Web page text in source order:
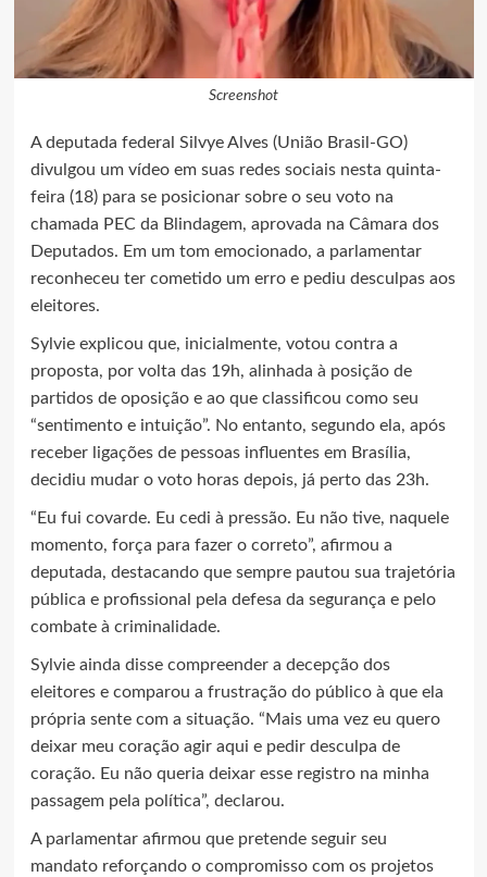
Screenshot
A deputada federal Silvye Alves (União Brasil-GO)
divulgou um vídeo em suas redes sociais nesta quinta-
feira (18) para se posicionar sobre o seu voto na
chamada PEC da Blindagem, aprovada na Câmara dos
Deputados. Em um tom emocionado, a parlamentar
reconheceu ter cometido um erro e pediu desculpas aos
eleitores.
Sylvie explicou que, inicialmente, votou contra a
proposta, por volta das 19h, alinhada à posição de
partidos de oposição e ao que classificou como seu
“sentimento e intuição”. No entanto, segundo ela, após
receber ligações de pessoas influentes em Brasília,
decidiu mudar o voto horas depois, já perto das 23h.
“Eu fui covarde. Eu cedi à pressão. Eu não tive, naquele
momento, força para fazer o correto”, afirmou a
deputada, destacando que sempre pautou sua trajetória
pública e profissional pela defesa da segurança e pelo
combate à criminalidade.
Sylvie ainda disse compreender a decepção dos
eleitores e comparou a frustração do público à que ela
própria sente com a situação. “Mais uma vez eu quero
deixar meu coração agir aqui e pedir desculpa de
coração. Eu não queria deixar esse registro na minha
passagem pela política”, declarou.
A parlamentar afirmou que pretende seguir seu
mandato reforçando o compromisso com os projetos